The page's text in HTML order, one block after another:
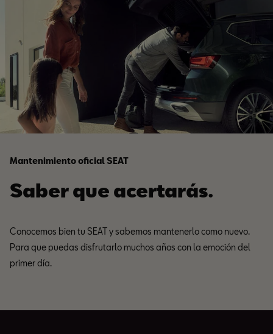
Mantenimiento oficial SEAT
Saber que acertarás.
Conocemos bien tu SEAT y sabemos mantenerlo como nuevo.
Para que puedas disfrutarlo muchos años con la emoción del
primer día.